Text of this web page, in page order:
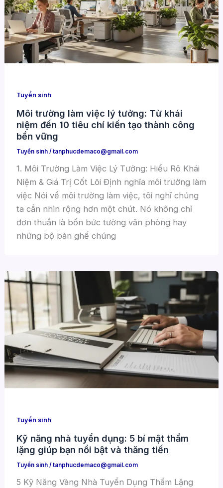
Tuyển sinh
Môi trường làm việc lý tưởng: Từ khái
niệm đến 10 tiêu chí kiến tạo thành công
bền vững
Tuyển sinh /tanphucdemaco@gmail.com
1. Môi Trường Làm Việc Lý Tưởng: Hiểu Rõ Khái
Niệm & Giá Trị Cốt Lõi Định nghĩa môi trường làm
việc Nói về môi trường làm việc, tôi nghĩ chúng
ta cần nhìn rộng hơn một chút. Nó không chỉ
đơn thuần là bốn bức tường văn phòng hay
những bộ bàn ghế chúng
Tuyển sinh
Kỹ năng nhà tuyển dụng: 5 bí mật thầm
lặng giúp bạn nổi bật và thăng tiến
Tuyển sinh /tanphucdemaco@gmail.com
5 Kỹ Năng Vàng Nhà Tuyển Dụng Thầm Lặng